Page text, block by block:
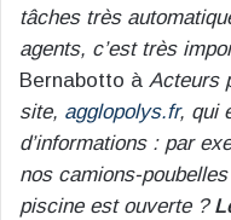
tâches très
agents, c’est très
Bernabotto à Acteurs
site, agglopolys.fr, qui
d’informations : par
nos camions-
piscine est ouverte ?